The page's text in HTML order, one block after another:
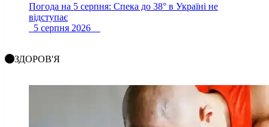
Погода на 5 серпня: Спека до 38° в Україні не
відступає
5 серпня 2026
ЗДОРОВ'Я